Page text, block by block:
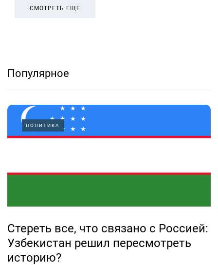
СМОТРЕТЬ ЕЩЕ
Популярное
ПОЛИТИКА
Стереть все, что связано с Россией:
Узбекистан решил пересмотреть
историю?